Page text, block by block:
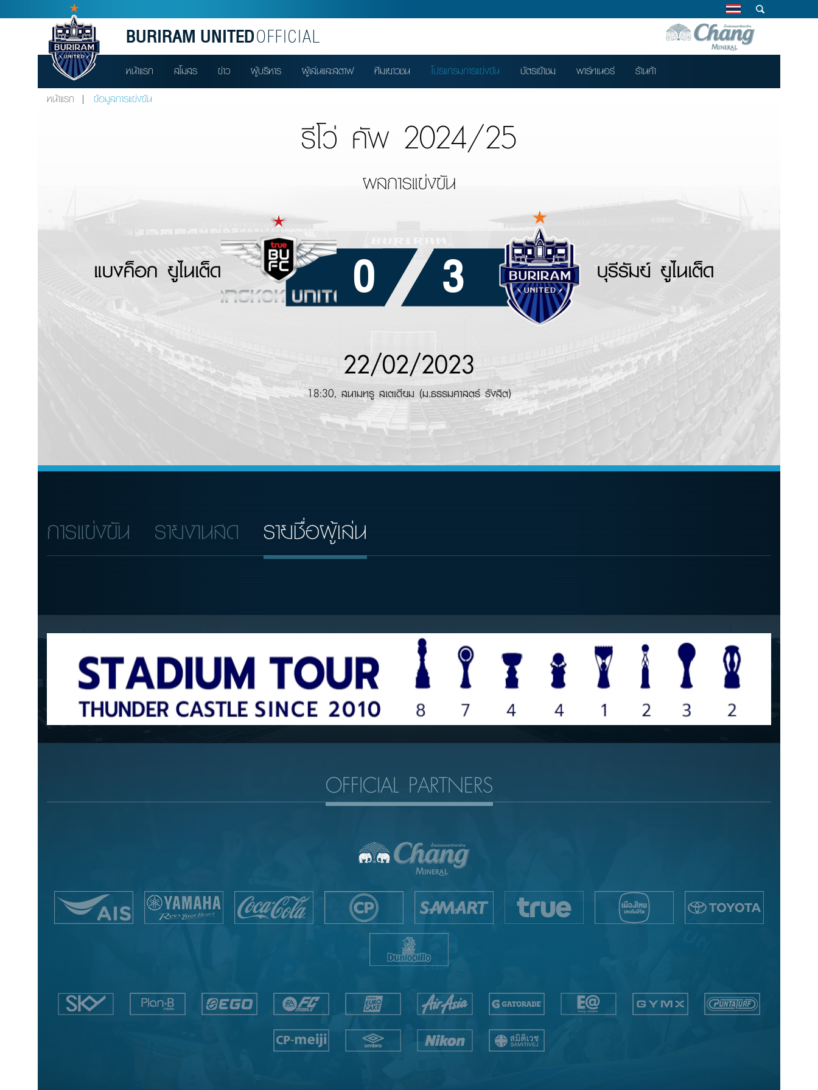
BURIRAM UNITEDOFFICIAL
หน้าแรก สโมสร ข่าว ผู้บริหาร ผู้เล่นและสตาฟ ทีมเยาวชน โปรแกรมการแข่งขัน บัตรเข้าชม พาร์ทเนอร์
ร้านค้า
หน้าแรก
ข้อมูลการแข่งขัน
รีโว่ คัพ 2024/25
ผลการแข่งขัน
แบงค็อก ยูไนเต็ด 0 3 บุรีรัมย์ ยูไนเต็ด
22/02/2023
18:30, สนามทรู สเตเดียม (ม.ธรรมศาสตร์ รังสิต)
การแข่งขัน รายงานสด รายชื่อผู้เล่น
OFFICIAL PARTNERS